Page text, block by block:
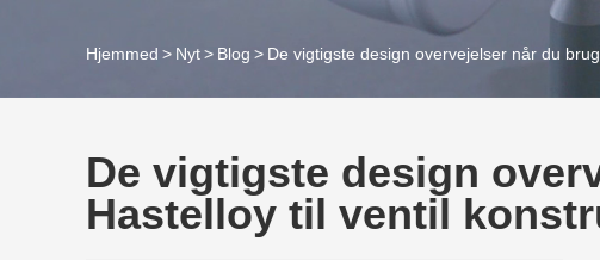
Hjemmed Nyt Blog De vigtigste design overvejelser når du
De vigtigste design
Hastelloy til ventil